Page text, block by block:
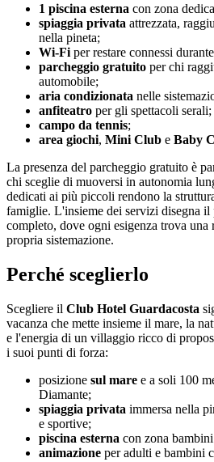
1 piscina esterna con zona
spiaggia privata attrezzata,
nella pineta;
Wi-Fi per restare connessi
parcheggio gratuito per chi
automobile;
aria condizionata nelle
anfiteatro per gli spettacoli serali;
campo da tennis;
area giochi, Mini Club e Baby
La presenza del parcheggio gratuito è
chi sceglie di muoversi in autonomia
dedicati ai più piccoli rendono la
famiglie. L'insieme dei servizi disegna
completo, dove ogni esigenza trova una
propria sistemazione.
Perché sceglierlo
Scegliere il Club Hotel Guardacosta
vacanza che mette insieme il mare, la
e l'energia di un villaggio ricco di
i suoi punti di forza:
posizione sul mare e a soli 100
Diamante;
spiaggia privata immersa nella
e sportive;
piscina esterna con zona
animazione per adulti e bambini